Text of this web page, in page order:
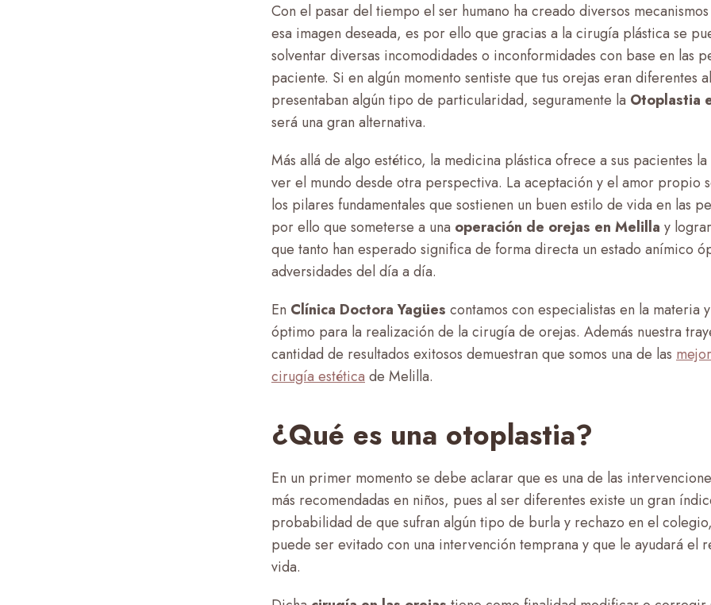
Con el pasar del tiempo el ser humano ha creado diversos
esa imagen deseada, es por ello que gracias a la cirugía plástica se
solventar diversas incomodidades o inconformidades con base en las
paciente. Si en algún momento sentiste que tus orejas eran diferentes
presentaban algún tipo de particularidad, seguramente la Otoplastia
será una gran alternativa.
Más allá de algo estético, la medicina plástica ofrece a sus pacientes
ver el mundo desde otra perspectiva. La aceptación y el amor propio
los pilares fundamentales que sostienen un buen estilo de vida en las
por ello que someterse a una operación de orejas en Melilla y
que tanto han esperado significa de forma directa un estado anímico
adversidades del día a día.
En Clínica Doctora Yagües contamos con especialistas en la materia
óptimo para la realización de la cirugía de orejas. Además nuestra
cantidad de resultados exitosos demuestran que somos una de las
cirugía estética de Melilla.
¿Qué es una otoplastia?
En un primer momento se debe aclarar que es una de las
más recomendadas en niños, pues al ser diferentes existe un gran
probabilidad de que sufran algún tipo de burla y rechazo en el
puede ser evitado con una intervención temprana y que le ayudará el
vida.